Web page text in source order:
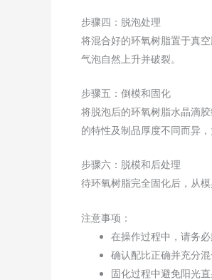
步骤四：脱泡处理
将混合好的环氧树脂置于真
气泡自然上升并破裂。
步骤五：倒模和固化
将脱泡后的环氧树脂水晶滴
的特性及制品厚度不同而异
步骤六：脱模和后处理
待环氧树脂完全固化后，从
注意事项：
在操作过程中，请务
确认配比正确并充分混
固化过程中避免阳光直